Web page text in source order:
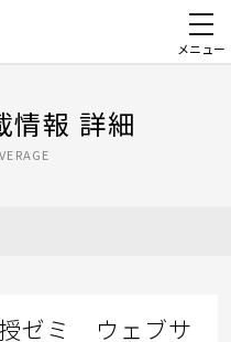
メニュー
情報 詳細
授ゼミ ウェブサ